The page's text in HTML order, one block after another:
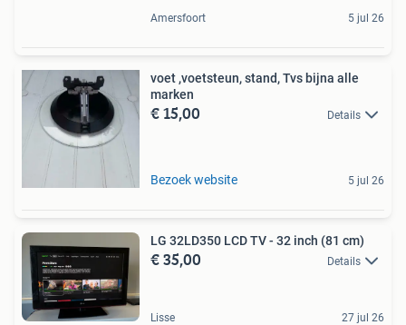
Amersfoort 5 jul 26
voet ,voetsteun, stand, Tvs bijna alle
marken
€ 15,00 Details
Bezoek website 5 jul 26
LG 32LD350 LCD TV - 32 inch (81 cm)
€ 35,00 Details
Lisse 27 jul 26